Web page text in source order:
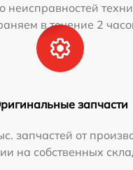
неисправностей
в течение 2
запчасти
запчастей от
на собственных